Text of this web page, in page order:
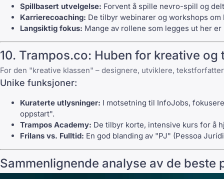
Spillbasert utvelgelse: Forvent å spille nevro-spill og
Karrierecoaching: De tilbyr webinarer og workshops
Langsiktig fokus: Mange av rollene som legges ut her
10. Trampos.co: Huben for kreative og
For den "kreative klassen" – designere, utviklere,
Unike funksjoner:
Kuraterte utlysninger: I motsetning til InfoJobs,
oppstart".
Trampos Academy: De tilbyr korte, intensive kurs for å
Frilans vs. Fulltid: En god blanding av "PJ" (Pessoa
Sammenlignende analyse av de beste